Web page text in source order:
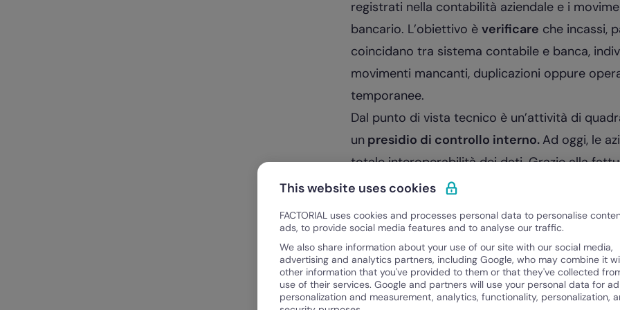
registrati nella contabilità aziendale e i
bancario. L’obiettivo è verificare che incassi,
coincidano tra sistema contabile e banca,
movimenti mancanti, duplicazioni oppure
temporanee.
Dal punto di vista tecnico è un’attività di
unpresidio di controllo interno.Ad oggi, le
totale interoperabilità dei dati. Grazie alla
sistemi di controllo automatizzati, l’Agenzia
In questo senso, la riconciliazione garantisce
flusso finanziario non coerente o una
inosservati: vengono rilevati dagli algoritmi
immediate. Mantenere i flussi puliti e verificati
This website uses cookies
FACTORIAL uses cookies and processes personal data to personalise
ads, to provide social media features and to analyse our traffic.
We also share information about your use of our site with our social media,
advertising and analytics partners, including Google, who may combine it
other information that you've provided to them or that they've collected
use of their services. Google and partners will use your personal data for ad
personalization and measurement, analytics, functionality, personalization,